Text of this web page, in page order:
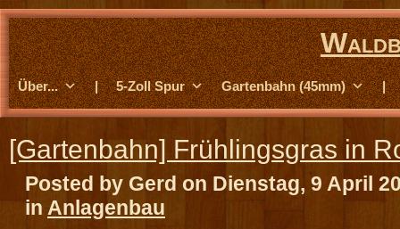
Über... | 5-Zoll Spur Gartenbahn (45mm) |
[Gartenbahn] Frühlingsgras in
Posted by Gerd on Dienstag, 9 April
in Anlagenbau